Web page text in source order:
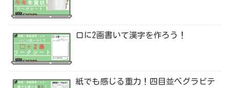
口に2画書いて漢字を作ろう！
紙でも感じる重力！四目並べグラビテ